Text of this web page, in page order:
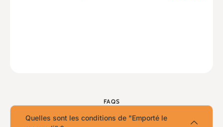
FAQS
Quelles sont les conditions de "Emporté le